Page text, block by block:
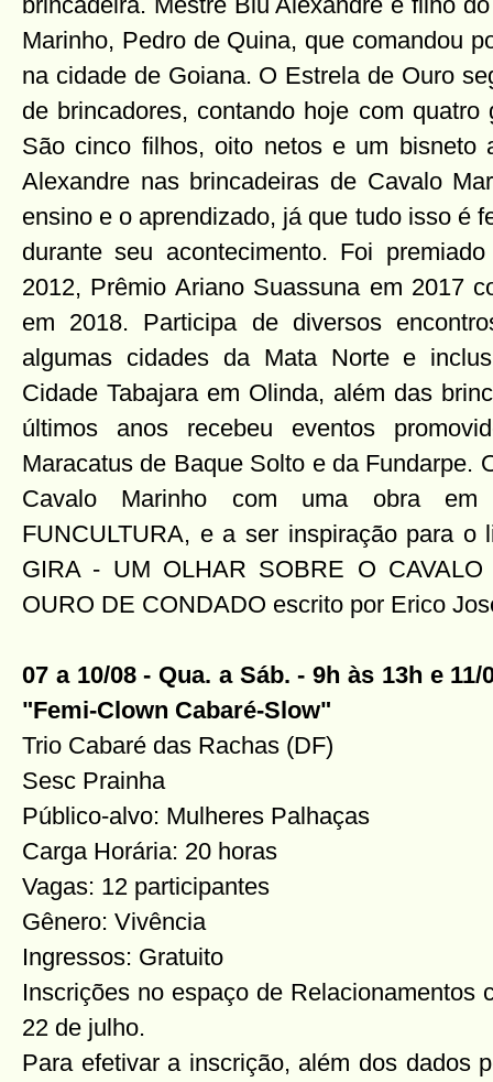
Marinho, Pedro de Quina, que comandou
na cidade de Goiana. O Estrela de Ouro
de brincadores, contando hoje com quatro
São cinco filhos, oito netos e um bisneto
Alexandre nas brincadeiras de Cavalo
ensino e o aprendizado, já que tudo isso é
durante seu acontecimento. Foi
2012, Prêmio Ariano Suassuna em 2017
em 2018. Participa de diversos
algumas cidades da Mata Norte e
Cidade Tabajara em Olinda, além das
últimos anos recebeu eventos
Maracatus de Baque Solto e da Fundarpe.
Cavalo Marinho com uma obra em
FUNCULTURA, e a ser inspiração para o
GIRA - UM OLHAR SOBRE O
OURO DE CONDADO escrito por Erico
07 a 10/08 - Qua. a Sáb. - 9h às 13h e
"Femi-Clown Cabaré-Slow"
Trio Cabaré das Rachas (DF)
Sesc Prainha
Público-alvo: Mulheres Palhaças
Carga Horária: 20 horas
Vagas: 12 participantes
Gênero: Vivência
Ingressos: Gratuito
Inscrições no espaço de Relacionamentos
22 de julho.
Para efetivar a inscrição, além dos dados